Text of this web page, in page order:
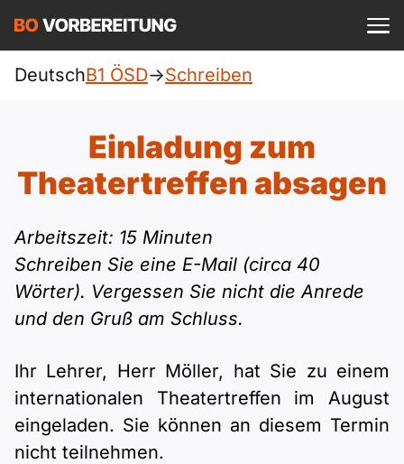
ÖSD
Allgemein
DTZ
Beruf
telc
ÖIF
Pflege (telc)
Deutsch
Türkisch
Ukrainisch
Russisch
Polnisch
A1 Allgemein
A1 DTZ
A1 telc
A1 Goethe
A1 ÖIF
A2
A2 Allgemein
A2 DTZ
A2 Goethe
A2 ÖIF
B1
B1 Allgemein
B1 Beruf
B1 telc
B2
B2 Beruf
B2 telc
Webinare
Mehr Tools
Einloggen ist kostenlos?
DeutschB1 ÖSD->Schreiben
Einladung zum
Theatertreffen absagen
Arbeitszeit: 15 Minuten
Schreiben Sie eine E-Mail (circa 40
Wörter). Vergessen Sie nicht die Anrede
und den Gruß am Schluss.
Ihr Lehrer, Herr Möller, hat Sie zu einem
internationalen Theatertreffen im August
eingeladen. Sie können an diesem Termin
nicht teilnehmen.